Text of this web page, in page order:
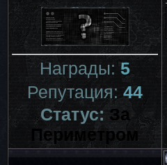
Награды:5
Репутация:44
Статус:За
Периметром